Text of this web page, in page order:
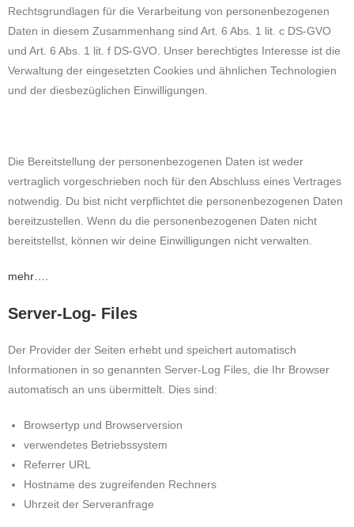
Rechtsgrundlagen für die Verarbeitung von personenbezogenen
Daten in diesem Zusammenhang sind Art. 6 Abs. 1 lit. c DS-GVO
und Art. 6 Abs. 1 lit. f DS-GVO. Unser berechtigtes Interesse ist die
Verwaltung der eingesetzten Cookies und ähnlichen Technologien
und der diesbezüglichen Einwilligungen.
Die Bereitstellung der personenbezogenen Daten ist weder
vertraglich vorgeschrieben noch für den Abschluss eines Vertrages
notwendig. Du bist nicht verpflichtet die personenbezogenen Daten
bereitzustellen. Wenn du die personenbezogenen Daten nicht
bereitstellst, können wir deine Einwilligungen nicht verwalten.
mehr….
Server-Log- Files
Der Provider der Seiten erhebt und speichert automatisch
Informationen in so genannten Server-Log Files, die Ihr Browser
automatisch an uns übermittelt. Dies sind:
Browsertyp und Browserversion
verwendetes Betriebssystem
Referrer URL
Hostname des zugreifenden Rechners
Uhrzeit der Serveranfrage